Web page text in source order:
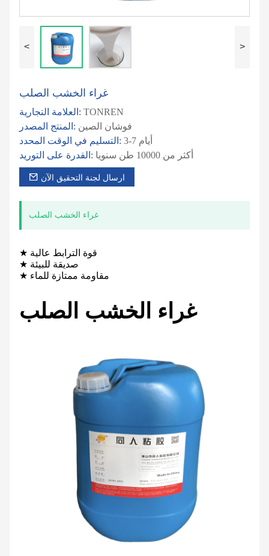
< >
غراء الخشب الصلب
العلامة التجارية: TONREN
المنتج المصدر: فوشان الصين
التسليم في الوقت المحدد:
3-7 أيام
القدرة على التوريد:
أكثر من 10000 طن سنويا
ارسال لجنة التحقيق الآن
غراء الخشب الصلب
★ قوة الترابط عالية
★ صديقة للبيئة
★ مقاومة ممتازة للماء
غراء الخشب الصلب